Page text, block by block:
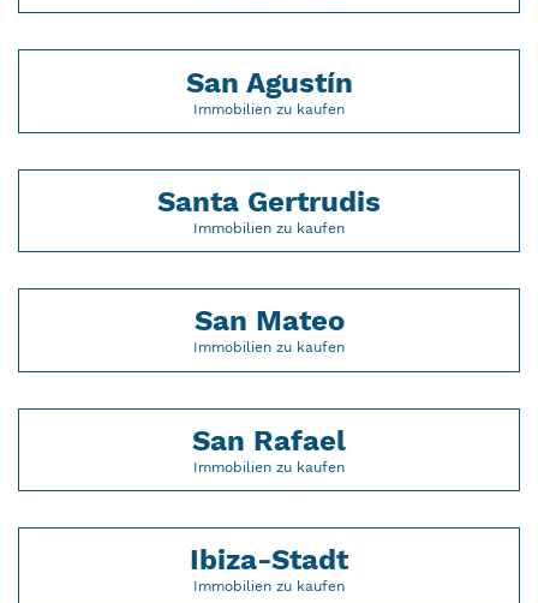
San Agustín
Immobilien zu kaufen
Santa Gertrudis
Immobilien zu kaufen
San Mateo
Immobilien zu kaufen
San Rafael
Immobilien zu kaufen
Ibiza-Stadt
Immobilien zu kaufen